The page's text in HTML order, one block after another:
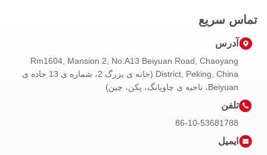
تماس سریع
آدرس
Rm1604, Mansion 2, No.A13 Beiyuan Road, Chaoyang
District, Peking, China (خانه ی بزرگ 2، شماره ی 13 جاده ی
Beiyuan، ناحیه ی چاویانگ، پکن، چین)
تلفن
86-10-53681788
ایمیل